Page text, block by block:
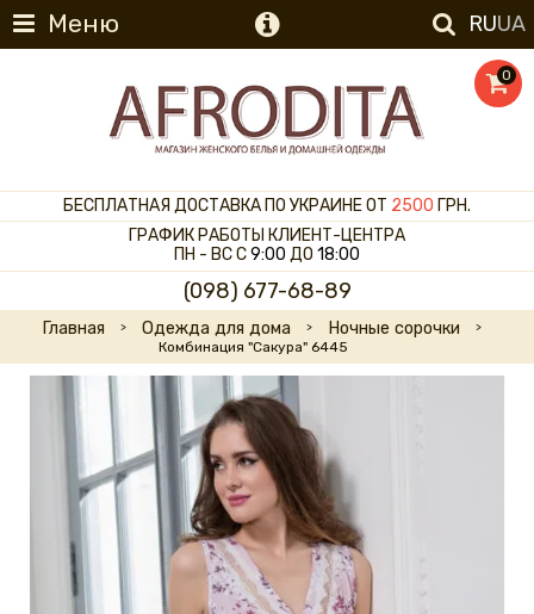
Меню RUUA
0
БЕСПЛАТНАЯ ДОСТАВКА ПО УКРАИНЕ ОТ 2500 ГРН.
ГРАФИК РАБОТЫ КЛИЕНТ-ЦЕНТРА
ПН - ВС С9:00 ДО 18:00
(098) 677-68-89
Главная Одежда для дома Ночные сорочки
Комбинация "Сакура" 6445